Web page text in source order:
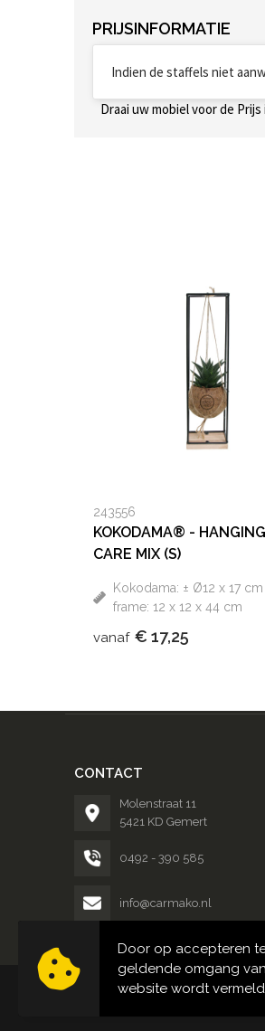
PRIJSINFORMATIE
Indien de staffels niet
Draai uw mobiel voor de
243556
KOKODAMA® -
CARE MIX (S)
Kokodama: ± Ø12 x 17
frame: 12 x 12 x 44 cm
vanaf € 17,25
CONTACT
Molenstraat 11
5421 KD Gemert
0492 - 390 585
info@carmako.nl
Door op accepteren
geldende omgang
website wordt